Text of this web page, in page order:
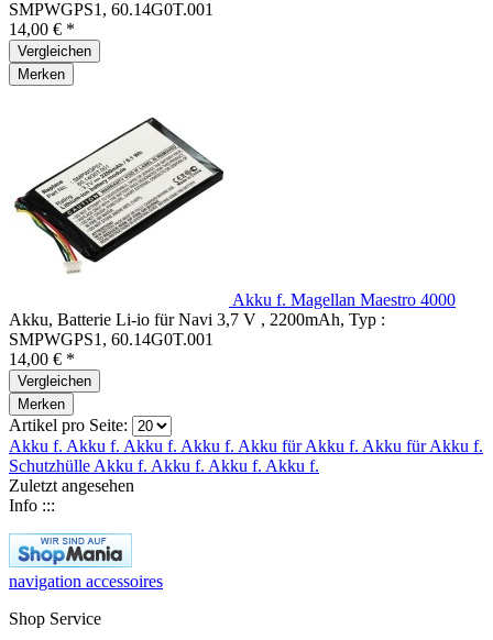
SMPWGPS1, 60.14G0T.001
14,00 € *
Vergleichen
Merken
Akku f. Magellan Maestro 4000
Akku, Batterie Li-io für Navi 3,7 V , 2200mAh, Typ :
SMPWGPS1, 60.14G0T.001
14,00 € *
Vergleichen
Merken
Artikel pro Seite:
Akku f. Akku f. Akku f. Akku f. Akku fürAkku f. Akku fürAkku f.
Schutzhülle Akku f. Akku f. Akku f. Akku f.
Zuletzt angesehen
Info :::
navigation accessoires
Shop Service